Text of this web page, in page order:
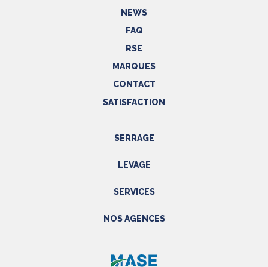
NEWS
FAQ
RSE
MARQUES
CONTACT
SATISFACTION
SERRAGE
Outils électriques
LEVAGE
EPI
SERVICES
Réparations
NOS AGENCES
NORD